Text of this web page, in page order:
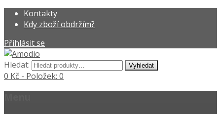
Kontakty
Kdy zboží obdržím?
Přihlásit se
Hledat:
0 Kč - Položek: 0